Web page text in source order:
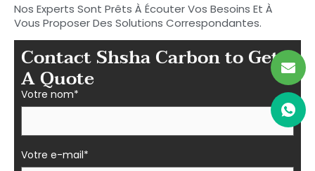
Nos Experts Sont Prêts À Écouter Vos Besoins Et À
Vous Proposer Des Solutions Correspondantes.
Contact Shsha Carbon to Get
A Quote
Votre nom*
Votre e-mail*